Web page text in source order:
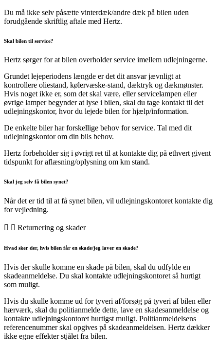
Du må ikke selv påsætte vinterdæk/andre dæk på bilen uden
forudgående skriftlig aftale med Hertz.
Skal bilen til service?
Hertz sørger for at bilen overholder service imellem udlejningerne.
Grundet lejeperiodens længde er det dit ansvar jævnligt at
kontrollere oliestand, kølervæske-stand, dæktryk og dækmønster.
Hvis noget ikke er, som det skal være, eller servicelampen eller
øvrige lamper begynder at lyse i bilen, skal du tage kontakt til det
udlejningskontor, hvor du lejede bilen for hjælp/information.
De enkelte biler har forskellige behov for service. Tal med dit
udlejningskontor om din bils behov.
Hertz forbeholder sig i øvrigt ret til at kontakte dig på ethvert givent
tidspunkt for aflæsning/oplysning om km stand.
Skal jeg selv få bilen synet?
Når det er tid til at få synet bilen, vil udlejningskontoret kontakte dig
for vejledning.
Returnering og skader
Hvad sker der, hvis bilen får en skade/jeg laver en skade?
Hvis der skulle komme en skade på bilen, skal du udfylde en
skadeanmeldelse. Du skal kontakte udlejningskontoret så hurtigt
som muligt.
Hvis du skulle komme ud for tyveri af/forsøg på tyveri af bilen eller
hærværk, skal du politianmelde dette, lave en skadesanmeldelse og
kontakte udlejningskontoret hurtigst muligt. Politianmeldelsens
referencenummer skal opgives på skadeanmeldelsen. Hertz dækker
ikke egne effekter stjålet fra bilen.